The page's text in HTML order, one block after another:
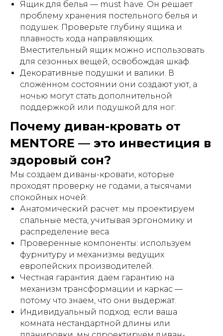
Ящик для белья — must have. Он решает
проблему хранения постельного белья и
подушек. Проверьте глубину ящика и
плавность хода направляющих.
Вместительный ящик можно использовать
для сезонных вещей, освобождая шкаф.
Декоративные подушки и валики. В
сложенном состоянии они создают уют, а
ночью могут стать дополнительной
поддержкой или подушкой для ног.
Почему диван-кровать от
MENTORE — это инвестиция в
здоровый сон?
Мы создаем диваны-кровати, которые
проходят проверку не годами, а тысячами
спокойных ночей:
Анатомический расчет: мы проектируем
спальные места, учитывая эргономику и
распределение веса.
Проверенные компоненты: используем
фурнитуру и механизмы ведущих
европейских производителей.
Честная гарантия: даем гарантию на
механизм трансформации и каркас —
потому что знаем, что они выдержат.
Индивидуальный подход: если ваша
комната нестандартной длины или
Хазиев Айдар Ришадович
ОГРНИП3210 28000198612
ИНН0265 0515 9886
Филиал «Нижегородский» АО «Альфа-Банк»
042202824
Счёт4080 2810 0298 9000 0212
Кор. счёт3010 1810 2000 0000 0824
2-й Вольный переулок, 11;
Татарстан, г. Казань Проезд Созидателей, 13
Политика конфиденциальности
+7 (917) 382 39 20
КОНТАКТЫ
О Менторе
Реквизиты
Документы
Контакты
Мы в Telegram
Мы в ВКонтакте
Изображения на сайте носят ознакомительный
характер и не являются публичной офертой.